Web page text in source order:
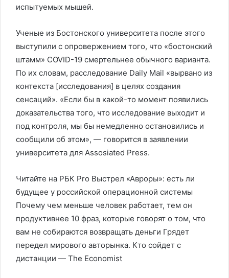
испытуемых мышей.
Ученые из Бостонского университета после этого
выступили с опровержением того, что «бостонский
штамм» COVID-19 смертельнее обычного варианта.
По их словам, расследование Daily Mail «вырвано из
контекста [исследования] в целях создания
сенсаций». «Если бы в какой-то момент появились
доказательства того, что исследование выходит и
под контроля, мы бы немедленно остановились и
сообщили об этом», — говорится в заявлении
университета для Assosiated Press.
Читайте на РБК Pro Выстрел «Авроры»: есть ли
будущее у российской операционной системы
Почему чем меньше человек работает, тем он
продуктивнее 10 фраз, которые говорят о том, что
вам не собираются возвращать деньги Грядет
передел мирового авторынка. Кто сойдет с
дистанции — The Economist